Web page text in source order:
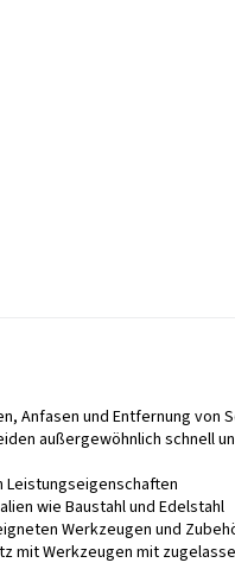
Anfasen und Entfernung von
außergewöhnlich schnell
wie Baustahl und Edelstahl
Werkzeugen und
mit Werkzeugen mit